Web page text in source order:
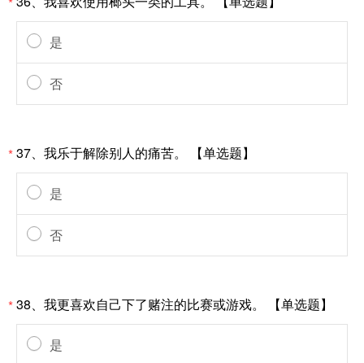
是
否
*37、我乐于解除别人的痛苦。 【单选题】
是
否
*38、我更喜欢自己下了赌注的比赛或游戏。 【单选题】
是